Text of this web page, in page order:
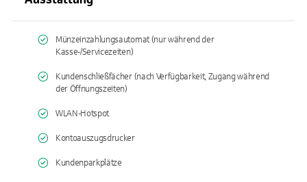
Münzeinzahlungsautomat (nur während der
Kasse-/Servicezeiten)
Kundenschließfächer (nach Verfügbarkeit, Zugang während
der Öffnungszeiten)
WLAN-Hotspot
Kontoauszugsdrucker
Kundenparkplätze